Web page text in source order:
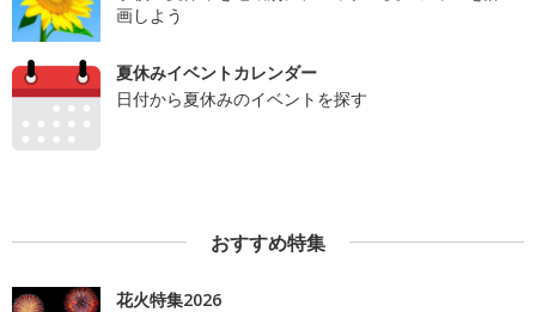
画しよう
夏休みイベントカレンダー
日付から夏休みのイベントを探す
おすすめ特集
花火特集2026